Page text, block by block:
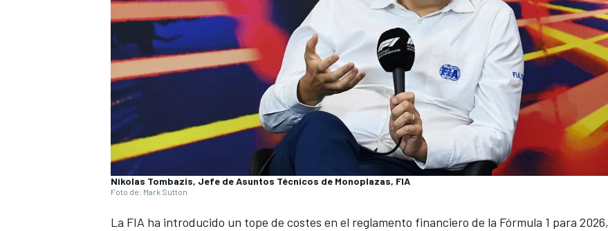
Nikolas Tombazis, Jefe de Asuntos Técnicos de Monoplazas, FIA
Foto de: Mark Sutton
La FIA ha introducido un tope de costes en el reglamento financiero de la Fórmula 1 para 2026,